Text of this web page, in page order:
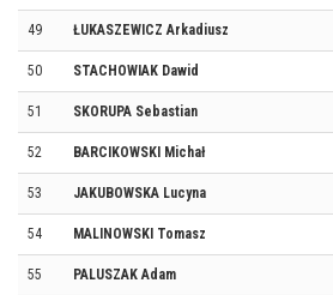
49 ŁUKASZEWICZ Arkadiusz
50 STACHOWIAK Dawid
51 SKORUPA Sebastian
52 BARCIKOWSKI Michał
53 JAKUBOWSKA Lucyna
54 MALINOWSKI Tomasz
55 PALUSZAK Adam